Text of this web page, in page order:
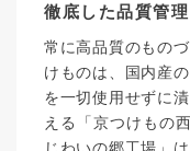
徹底した品質管理
常に高品質のもの
けものは、国内産
を一切使用せずに
える「京つけもの